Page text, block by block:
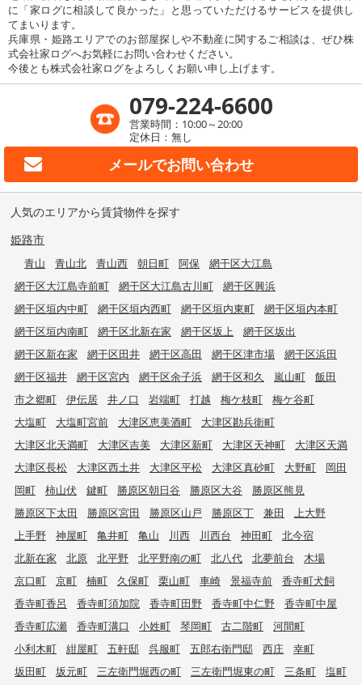
に「家ログに相談して良かった」と思っていただけるサービスを提供し
てまいります。
兵庫県・姫路エリアでのお部屋探しや不動産に関するご相談は、ぜひ株
式会社家ログへお気軽にお問い合わせください。
今後とも株式会社家ログをよろしくお願い申し上げます。
079-224-6600
営業時間：10:00～20:00
定休日：無し
メールでお問い合わせ
人気のエリアから賃貸物件を探す
姫路市
青山 青山北 青山西 朝日町 阿保
網干区大江島
網干区大江島寺前町
網干区大江島古川町
網干区興浜
網干区垣内中町
網干区垣内西町 網干区垣内東町
網干区垣内本町
網干区垣内南町
網干区北新在家 網干区坂上
網干区坂出
網干区新在家
網干区田井 網干区高田 網干区津市場
網干区浜田
網干区福井
網干区宮内 網干区余子浜 網干区和久 嵐山町
飯田
市之郷町
伊伝居 井ノ口 岩端町 打越 梅ケ枝町
梅ケ谷町
大塩町
大塩町宮前 大津区恵美酒町
大津区勘兵衛町
大津区北天満町
大津区吉美 大津区新町 大津区天神町
大津区天満
大津区長松
大津区西土井 大津区平松 大津区真砂町 大野町
岡田
岡町
柿山伏 鍵町 勝原区朝日谷 勝原区大谷
勝原区熊見
勝原区下太田
勝原区宮田 勝原区山戸 勝原区丁 兼田
上大野
上手野
神屋町 亀井町 亀山 川西 川西台 神田町
北今宿
北新在家
北原 北平野 北平野南の町 北八代 北夢前台
木場
京口町
京町 楠町 久保町 栗山町 車崎 景福寺前
香寺町犬飼
香寺町香呂
香寺町須加院 香寺町田野 香寺町中仁野
香寺町中屋
香寺町広瀬
香寺町溝口 小姓町 琴岡町 古二階町
河間町
小利木町
紺屋町 五軒邸 呉服町 五郎右衛門邸 西庄
幸町
坂田町
坂元町 三左衛門堀西の町 三左衛門堀東の町 三条町 塩町